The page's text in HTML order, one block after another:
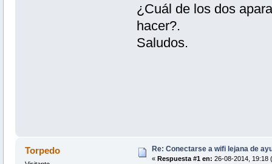
¿Cuál de los dos
hacer?.
Saludos.
Torpedo Re: Conectarse a wifi lejana de
« Respuesta #1 en: 26-08-2014, 19:18